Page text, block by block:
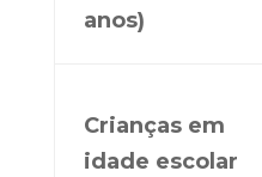
anos)
Crianças em
idade escolar